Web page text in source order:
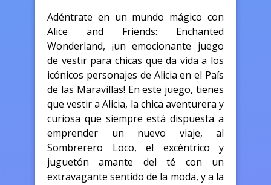
Adéntrate en un mundo mágico con
Alice and Friends: Enchanted
Wonderland, ¡un emocionante juego
de vestir para chicas que da vida a los
icónicos personajes de Alicia en el País
de las Maravillas! En este juego, tienes
que vestir a Alicia, la chica aventurera y
curiosa que siempre está dispuesta a
emprender un nuevo viaje, al
Sombrerero Loco, el excéntrico y
juguetón amante del té con un
extravagante sentido de la moda, y a la